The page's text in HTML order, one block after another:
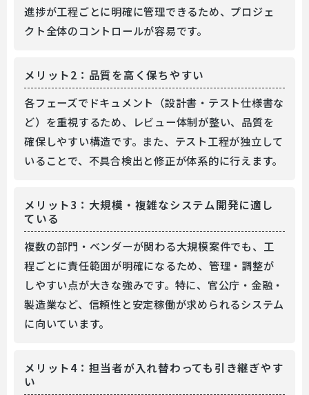
進捗が工程ごとに明確に管理できるため、プロジェ
クト全体のコントロールが容易です。
メリット2：品質を高く保ちやすい
各フェーズでドキュメント（設計書・テスト仕様書な
ど）を重視するため、レビュー体制が整い、品質を
確保しやすい構造です。また、テスト工程が独立して
いることで、不具合検出と修正が体系的に行えます。
メリット3：大規模・複雑なシステム開発に適し
ている
複数の部門・ベンダーが関わる大規模案件でも、工
程ごとに責任範囲が明確になるため、管理・調整が
しやすい点が大きな強みです。特に、官公庁・金融・
製造業など、信頼性と安定稼働が求められるシステム
に向いています。
メリット4：担当者が入れ替わっても引き継ぎやす
い